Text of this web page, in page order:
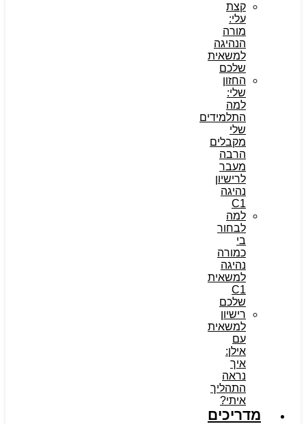
קצת
עלי:
מורה
הנהיגה
למשאית
שלכם
החזון
שלי:
למה
התלמידים
שלי
מקבלים
הרבה
מעבר
לרישיון
נהיגה
C1
למה
לבחור
בי
כמורה
נהיגה
למשאית
C1
שלכם
רישיון
למשאית
עם
אילן:
איך
נראה
התהליך
איתי?
מדריכים